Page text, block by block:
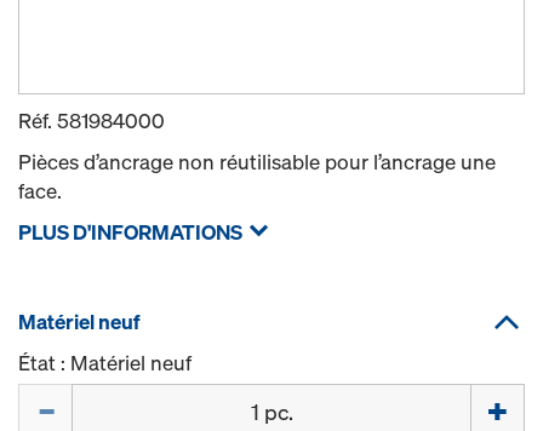
Réf. 581984000
Pièces d’ancrage non réutilisable pour l’ancrage une
face.
PLUS D'INFORMATIONS
Matériel neuf
État : Matériel neuf